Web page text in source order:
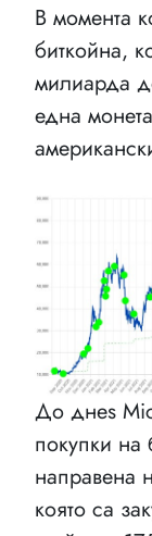
В момента
биткойна,
милиарда
една
До днes
покупки на
направена
която са